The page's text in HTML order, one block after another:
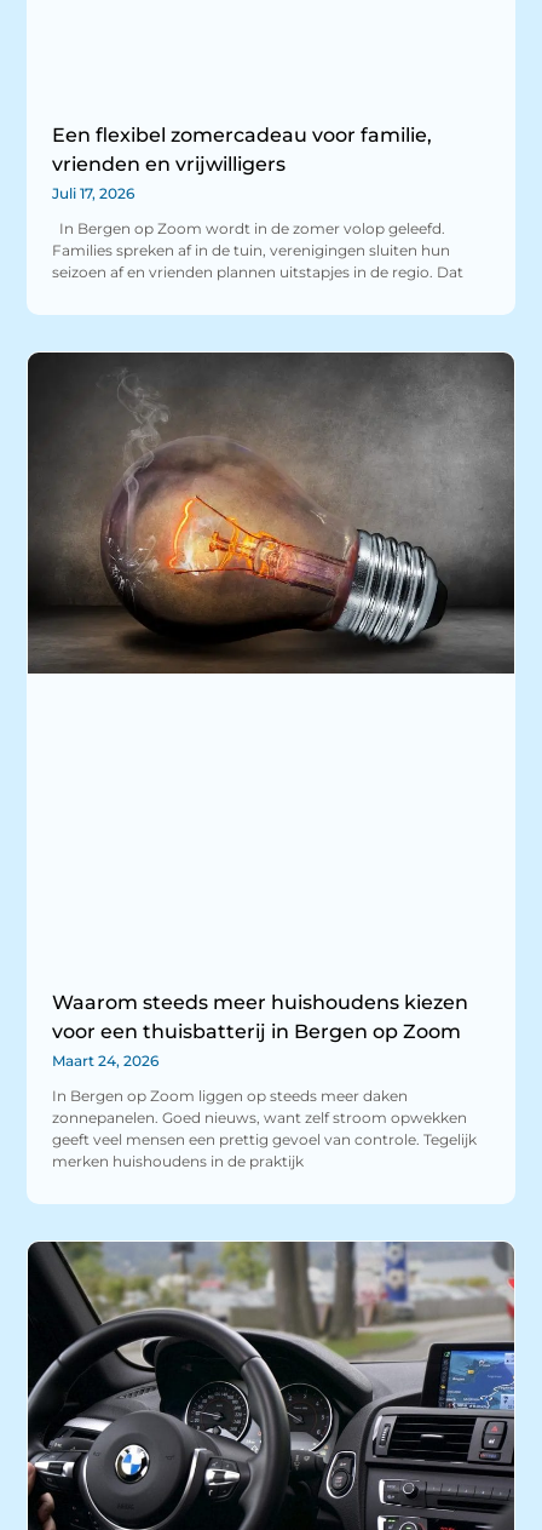
Een flexibel zomercadeau voor familie,
vrienden en vrijwilligers
Juli 17, 2026
In Bergen op Zoom wordt in de zomer volop geleefd.
Families spreken af in de tuin, verenigingen sluiten hun
seizoen af en vrienden plannen uitstapjes in de regio. Dat
Waarom steeds meer huishoudens kiezen
voor een thuisbatterij in Bergen op Zoom
Maart 24, 2026
In Bergen op Zoom liggen op steeds meer daken
zonnepanelen. Goed nieuws, want zelf stroom opwekken
geeft veel mensen een prettig gevoel van controle. Tegelijk
merken huishoudens in de praktijk